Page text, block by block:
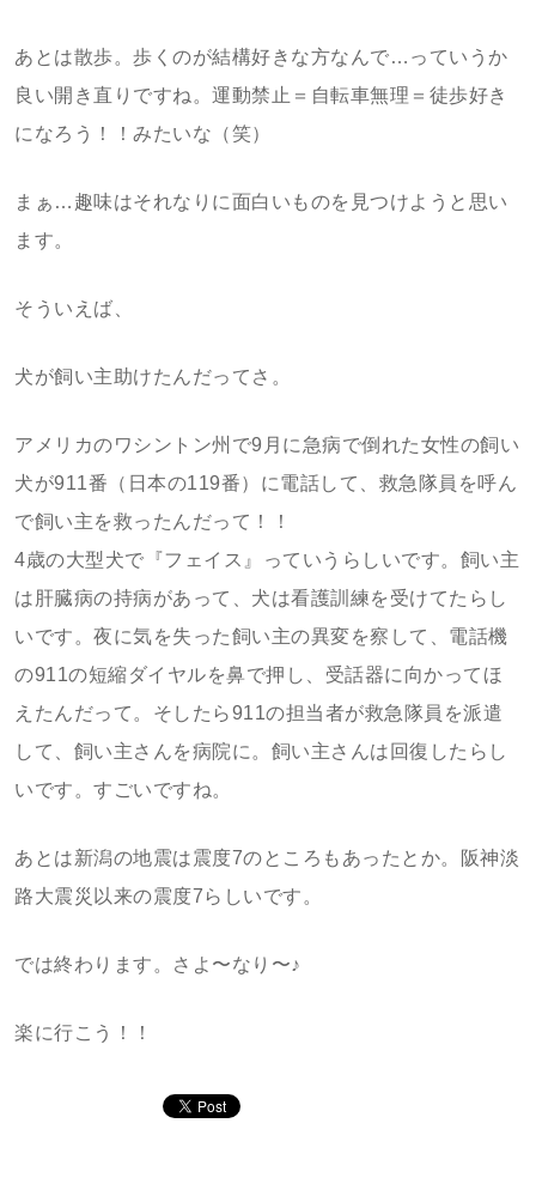
あとは散歩。歩くのが結構好きな方なんで…っていうか
良い開き直りですね。運動禁止＝自転車無理＝徒歩好き
になろう！！みたいな（笑）
まぁ…趣味はそれなりに面白いものを見つけようと思い
ます。
そういえば、
犬が飼い主助けたんだってさ。
アメリカのワシントン州で9月に急病で倒れた女性の飼い
犬が911番（日本の119番）に電話して、救急隊員を呼ん
で飼い主を救ったんだって！！
4歳の大型犬で『フェイス』っていうらしいです。飼い主
は肝臓病の持病があって、犬は看護訓練を受けてたらし
いです。夜に気を失った飼い主の異変を察して、電話機
の911の短縮ダイヤルを鼻で押し、受話器に向かってほ
えたんだって。そしたら911の担当者が救急隊員を派遣
して、飼い主さんを病院に。飼い主さんは回復したらし
いです。すごいですね。
あとは新潟の地震は震度7のところもあったとか。阪神淡
路大震災以来の震度7らしいです。
では終わります。さよ〜なり〜♪
楽に行こう！！